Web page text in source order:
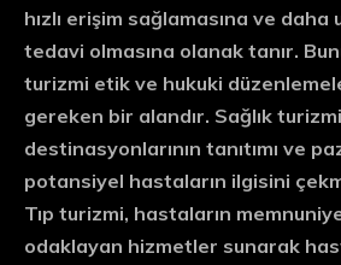
hızlı erişim sağlamasına ve
tedavi olmasına olanak tanır.
turizmi etik ve hukuki
gereken bir alandır. Sağlık turizmi
destinasyonlarının tanıtımı ve
potansiyel hastaların ilgisini
Tıp turizmi, hastaların
odaklayan hizmetler sunarak